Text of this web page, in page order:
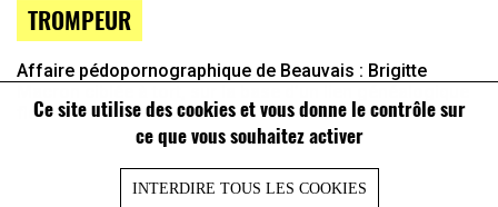
Ce site utilise des cookies et vous donne le contrôle sur
ce que vous souhaitez activer
INTERDIRE TOUS LES COOKIES
TROMPEUR
Affaire pédopornographique de Beauvais : Brigitte
flou